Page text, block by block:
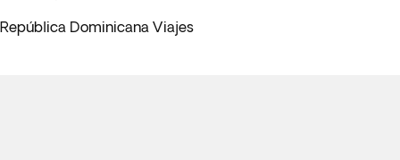
República Dominicana Viajes